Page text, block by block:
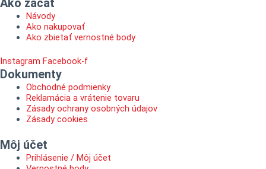
Návody
Ako nakupovať
Ako zbietať vernostné body
Instagram Facebook-f
Dokumenty
Obchodné podmienky
Reklamácia a vrátenie tovaru
Zásady ochrany osobných údajov
Zásady cookies
Môj účet
Prihlásenie / Môj účet